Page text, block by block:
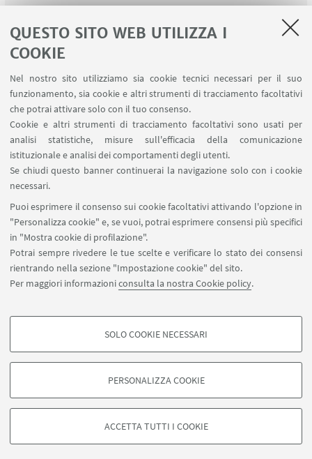
QUESTO SITO WEB UTILIZZA I
COOKIE
Nel nostro sito utilizziamo sia cookie tecnici necessari per il suo
funzionamento, sia cookie e altri strumenti di tracciamento facoltativi
che potrai attivare solo con il tuo consenso.
Cookie e altri strumenti di tracciamento facoltativi sono usati per
analisi statistiche, misure sull'efficacia della comunicazione
istituzionale e analisi dei comportamenti degli utenti.
Se chiudi questo banner continuerai la navigazione solo con i cookie
necessari.
Puoi esprimere il consenso sui cookie facoltativi attivando l'opzione in
"Personalizza cookie" e, se vuoi, potrai esprimere consensi più specifici
in "Mostra cookie di profilazione".
Potrai sempre rivedere le tue scelte e verificare lo stato dei consensi
rientrando nella sezione "Impostazione cookie" del sito.
Per maggiori informazioniconsulta la nostra Cookie policy.
COOKIE DI PROFILAZIONE - FACOLTATIVI
degli utenti, creare profili in base al loro comportamento sul sito, per analisi
di marketing.
Google/Youtube Video
SOLO COOKIE NECESSARI
PERSONALIZZA COOKIE
ACCETTA TUTTI I COOKIE
Bologna
LINK UTILI
Contatti
Area riservata
SEGUI UNIBO SU:
APP:
©Copyright 2026 - ALMA MATER STUDIORUM - Università di
Bologna - Via Zamboni, 33 - 40126 Bologna - PI: 01131710376 - CF:
80007010376
Privacy
Note legali
Informazioni sul sito e accessibilità
Impostazioni Cookie